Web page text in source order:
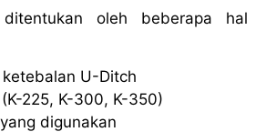
oleh beberapa hal
U-Ditch
225, K-300, K-350)
digunakan